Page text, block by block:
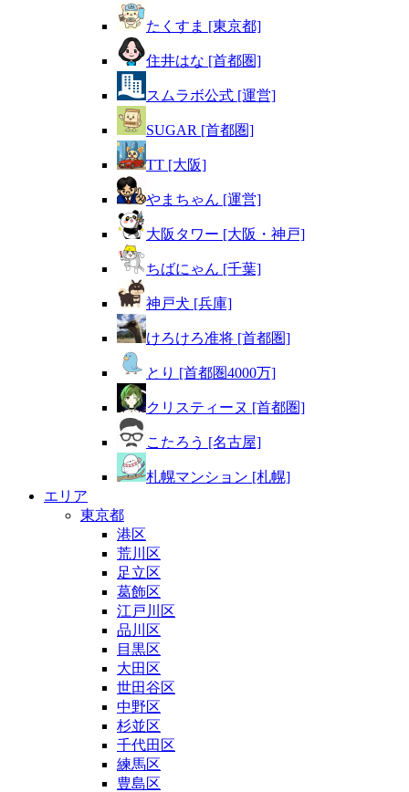
たくすま [東京都]
住井はな [首都圏]
スムラボ公式 [運営]
SUGAR [首都圏]
TT [大阪]
やまちゃん [運営]
大阪タワー [大阪・神戸]
ちばにゃん [千葉]
神戸犬 [兵庫]
けろけろ准将 [首都圏]
とり [首都圏4000万]
クリスティーヌ [首都圏]
こたろう [名古屋]
札幌マンション [札幌]
エリア
東京都
港区
荒川区
足立区
葛飾区
江戸川区
品川区
目黒区
大田区
世田谷区
中野区
杉並区
千代田区
練馬区
豊島区